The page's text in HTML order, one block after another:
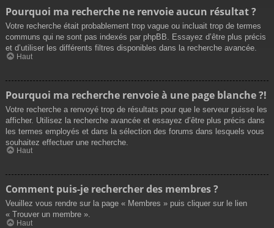
Pourquoi ma recherche ne renvoie aucun résultat ?
Votre recherche était probablement trop vague ou incluait trop de termes
communs qui ne sont pas indexés par phpBB. Essayez d’être plus précis
et d’utiliser les différents filtres disponibles dans la recherche avancée.
Haut
Pourquoi ma recherche renvoie à une page blanche ?!
Votre recherche a renvoyé trop de résultats pour que le serveur puisse les
afficher. Utilisez la recherche avancée et essayez d’être plus précis dans
les termes employés et dans la sélection des forums dans lesquels vous
souhaitez effectuer une recherche.
Haut
Comment puis-je rechercher des membres ?
Veuillez vous rendre sur la page « Membres » puis cliquer sur le lien
« Trouver un membre ».
Haut